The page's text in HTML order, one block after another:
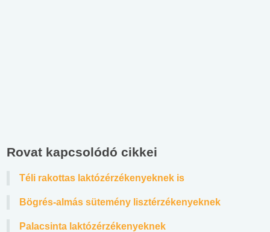
Rovat kapcsolódó cikkei
Téli rakottas laktózérzékenyeknek is
Bögrés-almás sütemény lisztérzékenyeknek
Palacsinta laktózérzékenyeknek